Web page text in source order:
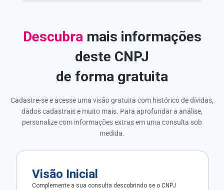
Descubramais informações
deste CNPJ
de forma gratuita
Cadastre-se e acesse uma visão gratuita com histórico de dívidas,
dados cadastrais e muito mais. Para aprofundar a análise,
personalize com informações extras em uma consulta sob
medida.
Visão Inicial
Complemente a sua consulta descobrindo se o CNPJ